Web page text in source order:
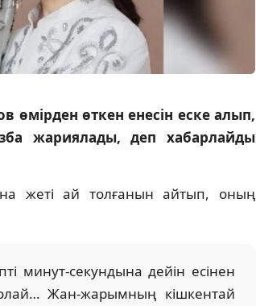
өмірден өткен енесін еске алып,
жариялады, деп хабарлайды
жеті ай толғанын айтып, оның
минут-секундына дейін есінен
Жан-жарымның кішкентай